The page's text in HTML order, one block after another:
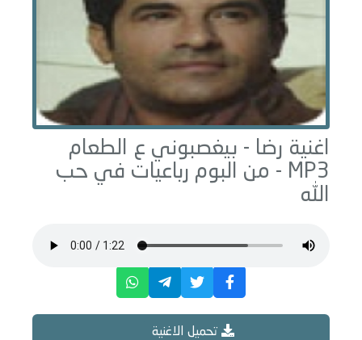
اغنية رضا - بيغصبوني ع الطعام
MP3 - من البوم
رباعيات في حب
الله
تحميل الاغنية